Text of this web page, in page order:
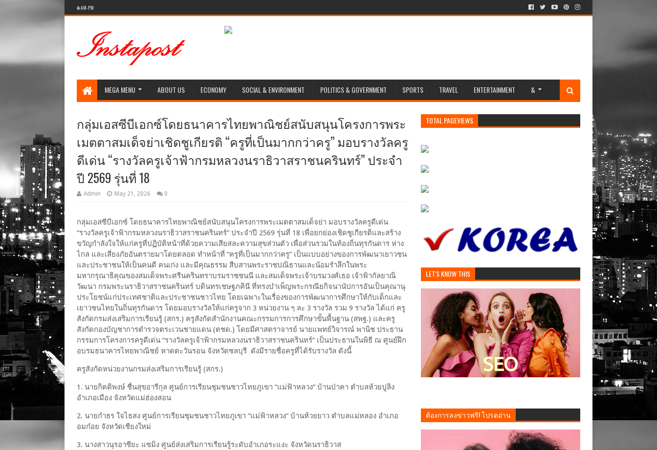
🌐 AM-PM
MEGA MENU ABOUT US ECONOMY SOCIAL & ENVIRONMENT POLITICS & GOVERNMENT SPORTS TRAVEL ENTERTAINMENT &
กลุ่มเอสซีบีเอกซ์โดยธนาคารไทยพาณิชย์สนับสนุนโครงการพระ
เมตตาสมเด็จย่าเชิดชูเกียรติ “ครูที่เป็นมากกว่าครู” มอบรางวัลครู
ดีเด่น “รางวัลครูเจ้าฟ้ากรมหลวงนราธิวาสราชนครินทร์” ประจำ
ปี 2569 รุ่นที่ 18
Admin May 21, 2026 0
กลุ่มเอสซีบีเอกซ์ โดยธนาคารไทยพาณิชย์สนับสนุนโครงการพระเมตตาสมเด็จย่า มอบรางวัลครูดีเด่น
“รางวัลครูเจ้าฟ้ากรมหลวงนราธิวาสราชนครินทร์” ประจำปี 2569 รุ่นที่ 18 เพื่อยกย่องเชิดชูเกียรติและสร้าง
ขวัญกำลังใจให้แก่ครูที่ปฏิบัติหน้าที่ด้วยความเสียสละความสุขส่วนตัว เพื่อส่วนรวมในท้องถิ่นทุรกันดาร ห่าง
ไกล และเสี่ยงภัยอันตรายมาโดยตลอด ทำหน้าที่ “ครูที่เป็นมากกว่าครู” เป็นแบบอย่างของการพัฒนาเยาวชน
และประชาชนให้เป็นคนดี คนเก่ง และมีคุณธรรม สืบสานพระราชปณิธานและน้อมรำลึกในพระ
มหากรุณาธิคุณของสมเด็จพระศรีนครินทราบรมราชชนนี และสมเด็จพระเจ้าบรมวงศ์เธอ เจ้าฟ้ากัลยาณิ
วัฒนา กรมพระนราธิวาสราชนครินทร์ บดินทรเชษฐภคินี ที่ทรงบำเพ็ญพระกรณียกิจนานัปการอันเป็นคุณานุ
ประโยชน์แก่ประเทศชาติและประชาชนชาวไทย โดยเฉพาะในเรื่องของการพัฒนาการศึกษาให้กับเด็กและ
เยาวชนไทยในถิ่นทุรกันดาร โดยมอบรางวัลให้แก่ครูจาก 3 หน่วยงาน ๆ ละ 3 รางวัล รวม 9 รางวัล ได้แก่ ครู
สังกัดกรมส่งเสริมการเรียนรู้ (สกร.) ครูสังกัดสำนักงานคณะกรรมการการศึกษาขั้นพื้นฐาน (สพฐ.) และครู
สังกัดกองบัญชาการตำรวจตระเวนชายแดน (ตชด.) โดยมีศาสตราจารย์ นายแพทย์วิจารณ์ พานิช ประธาน
กรรมการโครงการครูดีเด่น “รางวัลครูเจ้าฟ้ากรมหลวงนราธิวาสราชนครินทร์” เป็นประธานในพิธี ณ ศูนย์ฝึก
อบรมธนาคารไทยพาณิชย์ หาดตะวันรอน จังหวัดชลบุรี ดังมีรายชื่อครูที่ได้รับรางวัล ดังนี้
ครูสังกัดหน่วยงานกรมส่งเสริมการเรียนรู้ (สกร.)
1. นายกิตติพงษ์ ชื่นสุขอารีกุล ศูนย์การเรียนชุมชนชาวไทยภูเขา “แม่ฟ้าหลวง” บ้านป่าคา ตำบลห้วยปูลิง
อำเภอเมือง จังหวัดแม่ฮ่องสอน
2. นายกำธร ใจไธสง ศูนย์การเรียนชุมชนชาวไทยภูเขา “แม่ฟ้าหลวง” บ้านห้วยยาว ตำบลแม่หลอง อำเภอ
อมก๋อย จังหวัดเชียงใหม่
3. นางสาวนุรอาซียะ แซมิง ศูนย์ส่งเสริมการเรียนรู้ระดับอำเภอระแงะ จังหวัดนราธิวาส
TOTAL PAGEVIEWS
LET'S KNOW THIS
ต้องการลงข่าวฟรี! โปรดอ่าน